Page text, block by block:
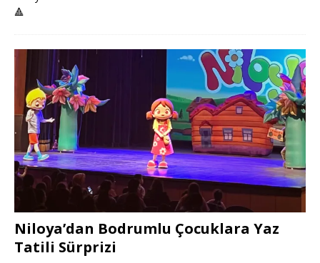
🔺
Niloya’dan Bodrumlu Çocuklara Yaz
Tatili Sürprizi